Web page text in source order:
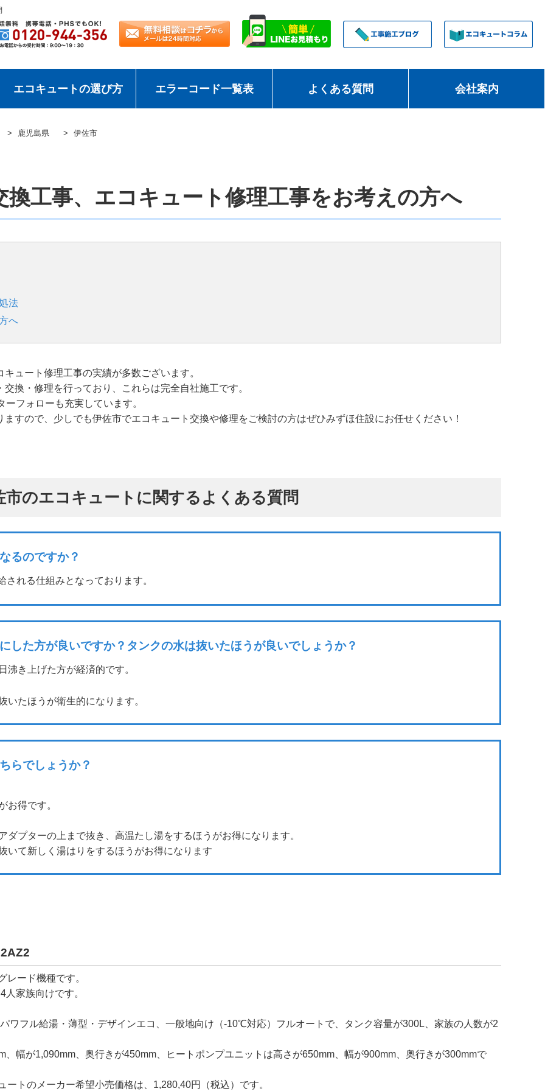
エコキュートの選び方 エラーコード一覧表 よくある質問 会社案内
鹿児島県 伊佐市
工事、エコキュート修理工事をお考えの方へ
法
へ
キュート修理工事の実績が多数ございます。
換・修理を行っており、これらは完全自社施工です。
フォローも充実しています。
すので、少しでも伊佐市でエコキュート交換や修理をご検討の方はぜひみずほ住設にお任せください！
市のエコキュートに関するよくある質問
るのですか？
れる仕組みとなっております。
した方が良いですか？タンクの水は抜いたほうが良いでしょうか？
沸き上げた方が経済的です。
たほうが衛生的になります。
らでしょうか？
お得です。
プターの上まで抜き、高温たし湯をするほうがお得になります。
いて新しく湯はりをするほうがお得になります
ード機種です。
家族向けです。
ワフル給湯・薄型・デザインエコ、一般地向け（-10℃対応）フルオートで、タンク容量が300L、家族の人数が2
幅が1,090mm、奥行きが450mm、ヒートポンプユニットは高さが650mm、幅が900mm、奥行きが300mmで
トのメーカー希望小売価格は、1,280,40円（税込）です。